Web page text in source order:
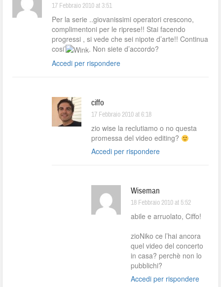
17 Febbraio 2010 at 3:51
Per la serie ..giovanissimi operatori crescono,
complimentoni per le riprese!! Stai facendo
progressi , si vede che sei nipote d’arte!! Continua
cosi’
. Non siete d’accordo?
Accedi per rispondere
ciffo
17 Febbraio 2010 at 6:18
zio wise la reclutiamo o no questa
promessa del video editing?
Accedi per rispondere
Wiseman
18 Febbraio 2010 at 5:52
abile e arruolato, Ciffo!
zioNiko ce l’hai ancora
quel video del concerto
in casa? perchè non lo
pubblichi?
Accedi per rispondere